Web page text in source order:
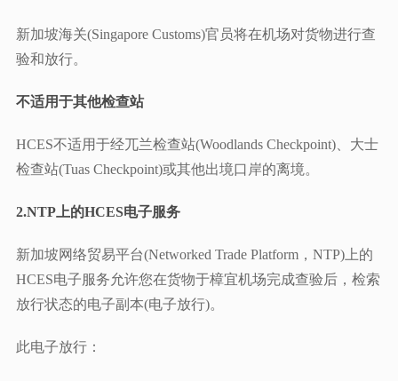
新加坡海关(Singapore Customs)官员将在机场对货物进行查
验和放行。
不适用于其他检查站
HCES不适用于经兀兰检查站(Woodlands Checkpoint)、大士
检查站(Tuas Checkpoint)或其他出境口岸的离境。
2.NTP上的HCES电子服务
新加坡网络贸易平台(Networked Trade Platform，NTP)上的
HCES电子服务允许您在货物于樟宜机场完成查验后，检索
放行状态的电子副本(电子放行)。
此电子放行：